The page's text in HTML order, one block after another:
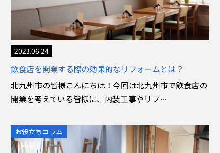
2023.06.24
飲食店を開業する際の効果的なリフォームとは？
北九州市の皆様こんにちは！今回は北九州市で飲食店の
開業を考えている皆様に、内装工事やリフ…
お役立ちコラム